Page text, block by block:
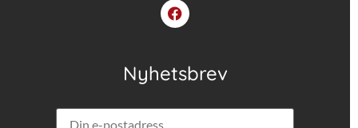
Nyhetsbrev